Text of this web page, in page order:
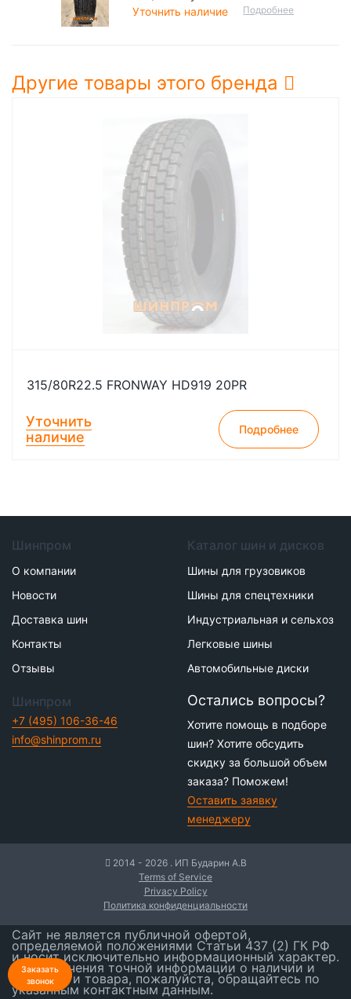
Заказать
звонок
Уточнить наличие
Подробнее
Другие товары этого бренда
315/80R22.5 FRONWAY HD919 20PR
Уточнить
наличие
Подробнее
Шинпром
О компании
Новости
Доставка шин
Контакты
Отзывы
Каталог шин и дисков
Шины для грузовиков
Шины для спецтехники
Индустриальная и сельхоз
Легковые шины
Автомобильные диски
Шинпром
+7 (495) 106-36-46
info@shinprom.ru
Остались вопросы?
Хотите помощь в подборе
шин? Хотите обсудить
скидку за большой объем
заказа? Поможем!
Оставить заявку
менеджеру
2014 - 2026 . ИП Бударин А.В
Terms of Service
Privacy Policy
Политика конфиденциальности
Сайт не является публичной офертой,
определяемой положениями Статьи 437 (2) ГК РФ
и носит исключительно информационный характер.
Для получения точной информации о наличии и
стоимости товара, пожалуйста, обращайтесь по
указанным контактным данным.